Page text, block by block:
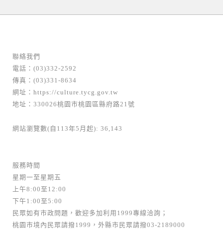
形與六...
幸福榮景
聯絡我們
電話：(03)332-2592
傳真：(03)331-8634
網址： https://culture.tycg.gov.tw
地址：330026桃園市桃園區縣府路21號
網站瀏覽數(自113年5月起): 36,143
服務時間
星期一至星期五
上午8:00至12:00
下午1:00至5:00
民眾如有市政問題，歡迎多加利用1999專線洽詢；
桃園市境內民眾請撥1999，外縣市民眾請撥03-2189000